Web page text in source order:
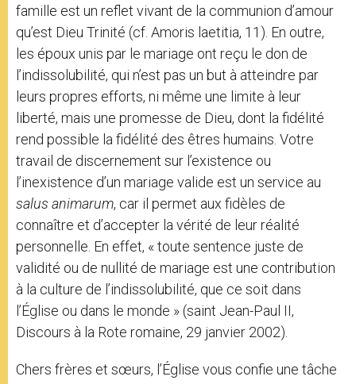
famille est un reflet vivant de la communion d’amour
qu’est Dieu Trinité (cf. Amoris laetitia, 11). En outre,
les époux unis par le mariage ont reçu le don de
l’indissolubilité, qui n’est pas un but à atteindre par
leurs propres efforts, ni même une limite à leur
liberté, mais une promesse de Dieu, dont la fidélité
rend possible la fidélité des êtres humains. Votre
travail de discernement sur l’existence ou
l’inexistence d’un mariage valide est un service au
salus animarum, car il permet aux fidèles de
connaître et d’accepter la vérité de leur réalité
personnelle. En effet, « toute sentence juste de
validité ou de nullité de mariage est une contribution
à la culture de l’indissolubilité, que ce soit dans
l’Église ou dans le monde » (saint Jean-Paul II,
Discours à la Rote romaine, 29 janvier 2002).
Chers frères et sœurs, l’Église vous confie une tâche